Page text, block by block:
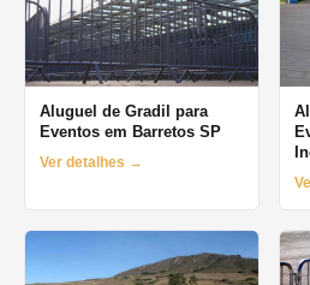
Aluguel de Gradil para
Eventos em Barretos SP
Ver detalhes →